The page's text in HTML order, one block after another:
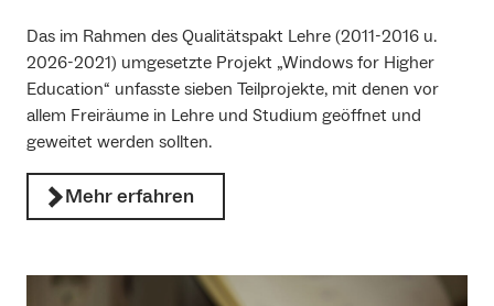
Das im Rahmen des Qualitätspakt Lehre (2011-2016 u.
2026-2021) umgesetzte Projekt „Windows for Higher
Education“ unfasste sieben Teilprojekte, mit denen vor
allem Freiräume in Lehre und Studium geöffnet und
geweitet werden sollten.
Mehr erfahren